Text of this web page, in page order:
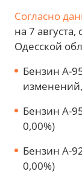
Согласно
на 7
Одесской
Бензин А-
Бензин А-
0,00%)
Бензин А-
0,00%)